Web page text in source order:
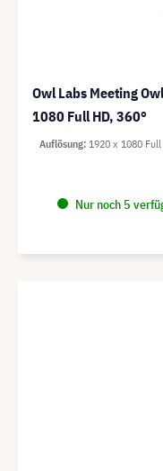
Owl Labs Meeting
1080 Full HD, 360°
Nur noch 5
Auflösung 1920 x 1080 Full